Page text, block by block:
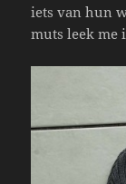
iets van hun
muts leek me